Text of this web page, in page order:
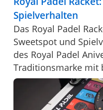
Spielverhalten
Das Royal Padel
Sweetspot und
des Royal Padel
Traditionsmarke mit